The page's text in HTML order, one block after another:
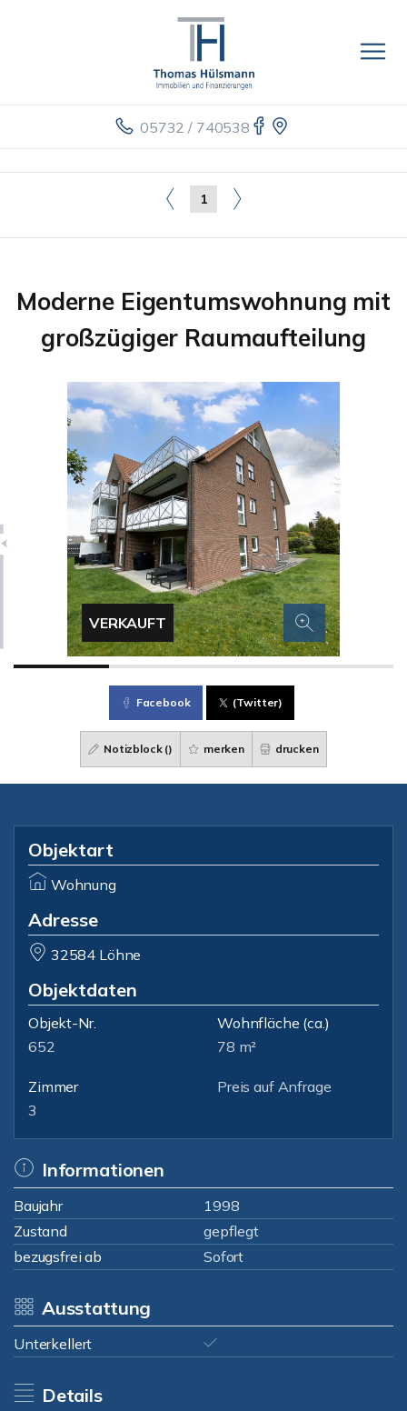
05732 / 740538
1
Moderne Eigentumswohnung mit
großzügiger Raumaufteilung
VERKAUFT
Facebook (Twitter)
Notizblock () merken drucken
Objektart
Wohnung
Adresse
32584 Löhne
Objektdaten
Objekt-Nr.
652
Wohnfläche (ca.)
78 m²
Zimmer
3
Preis auf Anfrage
Informationen
Baujahr
1998
Zustand
gepflegt
bezugsfrei ab
Sofort
Ausstattung
Unterkellert
Details